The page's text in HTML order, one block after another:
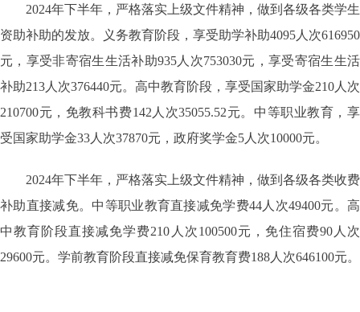
2024年下半年，严格落实上级文件精神，做到各级各类学生
资助补助的发放。义务教育阶段，享受助学补助4095人次616950
元，享受非寄宿生生活补助935人次753030元，享受寄宿生生活
补助213人次376440元。高中教育阶段，享受国家助学金210人次
210700元，免教科书费142人次35055.52元。中等职业教育，享
受国家助学金33人次37870元，政府奖学金5人次10000元。
2024年下半年，严格落实上级文件精神，做到各级各类收费
补助直接减免。中等职业教育直接减免学费44人次49400元。高
中教育阶段直接减免学费210人次100500元，免住宿费90人次
29600元。学前教育阶段直接减免保育教育费188人次646100元。